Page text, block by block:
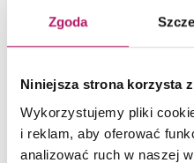
Zgoda
Niniejsza strona korzysta
Wykorzystujemy pliki
i reklam, aby oferować
analizować ruch w naszej